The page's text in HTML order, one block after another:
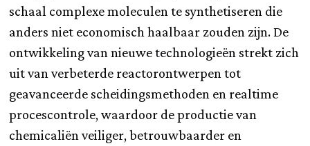
schaal complexe moleculen te synthetiseren die
anders niet economisch haalbaar zouden zijn. De
ontwikkeling van nieuwe technologieën strekt zich
uit van verbeterde reactorontwerpen tot
geavanceerde scheidingsmethoden en realtime
procescontrole, waardoor de productie van
chemicaliën veiliger, betrouwbaarder en